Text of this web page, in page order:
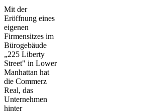
Mit der
Eröffnung eines
eigenen
Firmensitzes im
Bürogebäude
„225 Liberty
Street" in Lower
Manhattan hat
die Commerz
Real, das
Unternehmen
hinter